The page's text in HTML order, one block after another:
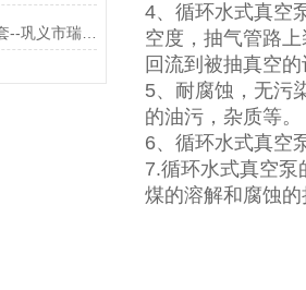
新型HWET磁力搅拌电热套--巩义市瑞力仪器设备有限公司
4、循环水式真空
空度，抽气管路
回流到被抽真空
5、耐腐蚀，无污
的油污，杂质等。
6、循环水式真空
7.循环水式真空
煤的溶解和腐蚀的